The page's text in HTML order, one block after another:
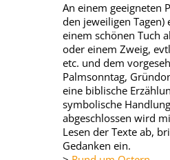
An einem geeigneten
den jeweiligen Tagen)
einem schönen Tuch
oder einem Zweig,
etc. und dem
Palmsonntag,
eine biblische
symbolische
abgeschlossen wird
Lesen der Texte ab,
Gedanken ein.